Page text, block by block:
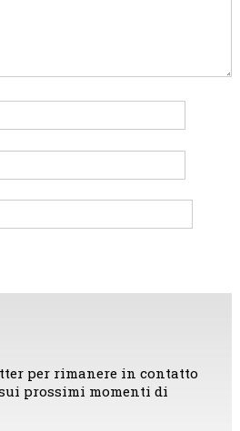
per rimanere in contatto
prossimi momenti di